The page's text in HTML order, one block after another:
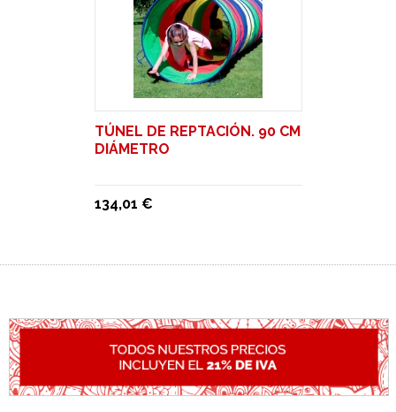
TÚNEL DE REPTACIÓN. 90 CM
DIÁMETRO
134,01 €